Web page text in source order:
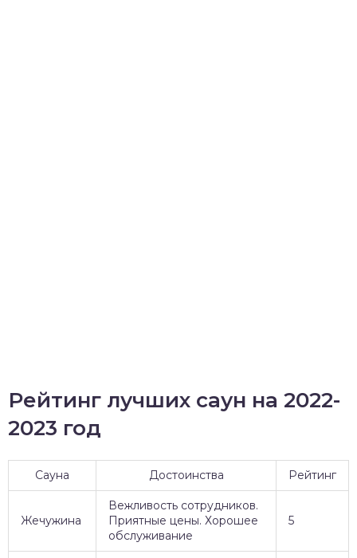
Рейтинг лучших саун на 2022-
2023 год
Сауна Достоинства Рейтинг
Жечужина
Вежливость сотрудников.
Приятные цены. Хорошее
обслуживание
5